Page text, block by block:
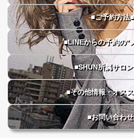
■ご予約方法■
■LINEからの予約の"
■SHUN所属サロ
■その他情報・オス
■お問い合わ